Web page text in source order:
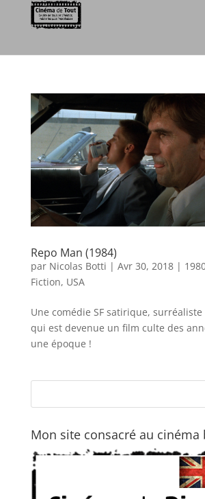
Repo Man (1984)
par Nicolas Botti | Avr 30, 2018|
Fiction, USA
Une comédie SF satirique,
qui est devenue un film culte des
une époque !
Mon site consacré au